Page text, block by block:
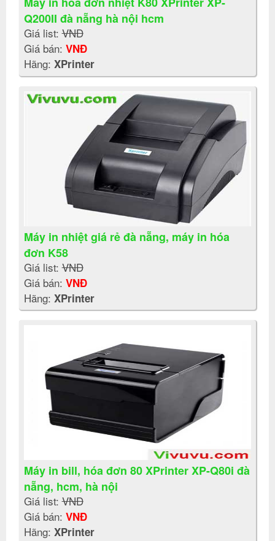
Q200II đà nẵng hà nội hcm
Giá list:VNĐ
Giá bán: VNĐ
Hãng: XPrinter
Máy in nhiệt giá rẻ đà nẵng, máy in hóa
đơn K58
Giá list:VNĐ
Giá bán: VNĐ
Hãng: XPrinter
Máy in bill, hóa đơn 80 XPrinter XP-Q80i đà
nẵng, hcm, hà nội
Giá list:VNĐ
Giá bán: VNĐ
Hãng: XPrinter